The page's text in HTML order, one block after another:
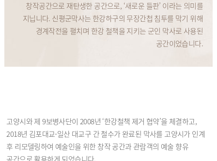
창작공간으로 재탄생한 공간으로, ‘새로운 들판’ 이라는 의미를
지닙니다. 신평군막사는 한강하구의 무장간첩 침투를 막기 위해
경계작전을 펼치며 한강 철책을 지키는 군인 막사로 사용된
공간이었습니다.
고양시와 제 9보병사단이 2008년 ‘한강철책 제거 협약’을 체결하고,
2018년 김포대교-일산 대교구 간 철수가 완료된 막사를 고양시가 인계
후 리모델링하여 예술인을 위한 창작 공간과 관람객의 예술 향유
공간으로 활용하게 되었습니다.